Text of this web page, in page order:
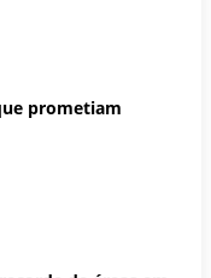
prometiam